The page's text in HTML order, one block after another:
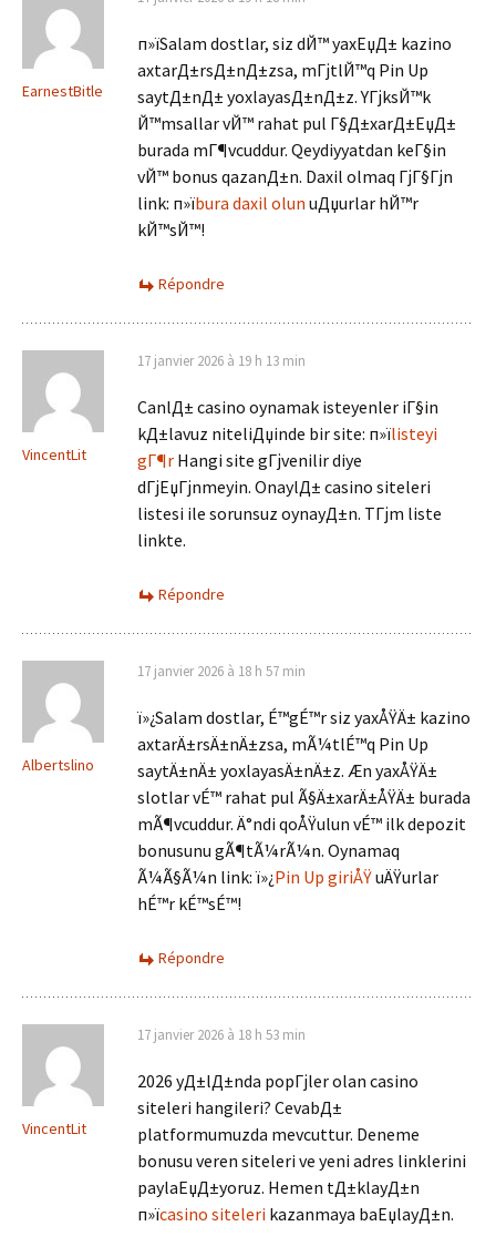
EarnestBitle
п»їSalam dostlar, siz dЙ™ yaxЕџД± kazino
axtarД±rsД±nД±zsa, mГјtlЙ™q Pin Up
saytД±nД± yoxlayasД±nД±z. YГјksЙ™k
Й™msallar vЙ™ rahat pul Г§Д±xarД±ЕџД±
burada mГ¶vcuddur. Qeydiyyatdan keГ§in
vЙ™ bonus qazanД±n. Daxil olmaq ГјГ§Гјn
link: п»їbura daxil olun uДџurlar hЙ™r
kЙ™sЙ™!
Répondre
VincentLit
17 janvier 2026 à 19 h 13 min
CanlД± casino oynamak isteyenler iГ§in
kД±lavuz niteliДџinde bir site: п»їlisteyi
gГ¶r Hangi site gГјvenilir diye
dГјЕџГјnmeyin. OnaylД± casino siteleri
listesi ile sorunsuz oynayД±n. TГјm liste
linkte.
Répondre
Albertslino
17 janvier 2026 à 18 h 57 min
ï»¿Salam dostlar, É™gÉ™r siz yaxÅŸÄ± kazino
axtarÄ±rsÄ±nÄ±zsa, mÃ¼tlÉ™q Pin Up
saytÄ±nÄ± yoxlayasÄ±nÄ±z. Æn yaxÅŸÄ±
slotlar vÉ™ rahat pul Ã§Ä±xarÄ±ÅŸÄ± burada
mÃ¶vcuddur. Ä°ndi qoÅŸulun vÉ™ ilk depozit
bonusunu gÃ¶tÃ¼rÃ¼n. Oynamaq
Ã¼Ã§Ã¼n link: ï»¿Pin Up giriÅŸuÄŸurlar
hÉ™r kÉ™sÉ™!
Répondre
VincentLit
17 janvier 2026 à 18 h 53 min
2026 yД±lД±nda popГјler olan casino
siteleri hangileri? CevabД±
platformumuzda mevcuttur. Deneme
bonusu veren siteleri ve yeni adres linklerini
paylaЕџД±yoruz. Hemen tД±klayД±n
п»їcasino siteleri kazanmaya baЕџlayД±n.